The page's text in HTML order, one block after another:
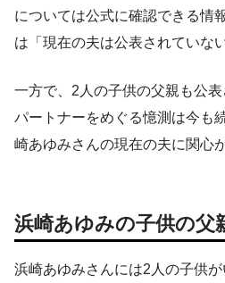
については公式に確認できる情
は「現在の夫は公表されていな
一方で、2人の子供の父親も公
パートナーをめぐる憶測は今も
崎あゆみさんの現在の夫に関心
浜崎あゆみの子供の父
浜崎あゆみさんには2人の子供